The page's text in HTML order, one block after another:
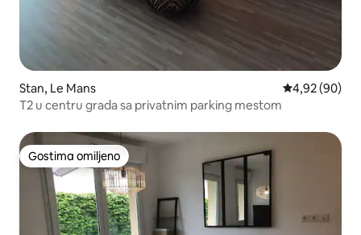
Stan, Le Mans Prosečna
4,92 (90)
T2 u centru grada sa privatnim parking mestom
Gostima omiljeno
Gostima omiljeno